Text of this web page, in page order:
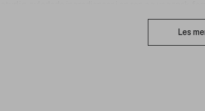
I kjernen av denne innovative formuleringen finner du
regenererende japansk ekstrakt og et
Les